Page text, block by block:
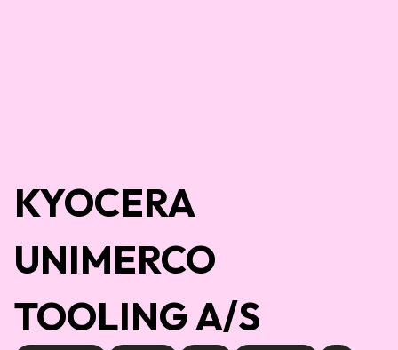
KYOCERA
UNIMERCO
TOOLING A/S